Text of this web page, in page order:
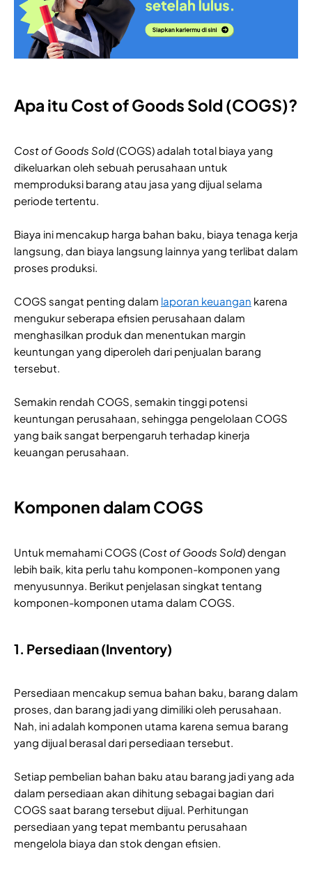
Apa itu Cost of Goods Sold (COGS)?
Cost of Goods Sold(COGS) adalah total biaya yang
dikeluarkan oleh sebuah perusahaan untuk
memproduksi barang atau jasa yang dijual selama
periode tertentu.
Biaya ini mencakup harga bahan baku, biaya tenaga kerja
langsung, dan biaya langsung lainnya yang terlibat dalam
proses produksi.
COGS sangat penting dalam laporan keuangan karena
mengukur seberapa efisien perusahaan dalam
menghasilkan produk dan menentukan margin
keuntungan yang diperoleh dari penjualan barang
tersebut.
Semakin rendah COGS, semakin tinggi potensi
keuntungan perusahaan, sehingga pengelolaan COGS
yang baik sangat berpengaruh terhadap kinerja
keuangan perusahaan.
Komponen dalam COGS
Untuk memahami COGS (Cost of Goods Sold) dengan
lebih baik, kita perlu tahu komponen-komponen yang
menyusunnya. Berikut penjelasan singkat tentang
komponen-komponen utama dalam COGS.
1. Persediaan (Inventory)
Persediaan mencakup semua bahan baku, barang dalam
proses, dan barang jadi yang dimiliki oleh perusahaan.
Nah, ini adalah komponen utama karena semua barang
yang dijual berasal dari persediaan tersebut.
Setiap pembelian bahan baku atau barang jadi yang ada
dalam persediaan akan dihitung sebagai bagian dari
COGS saat barang tersebut dijual. Perhitungan
persediaan yang tepat membantu perusahaan
mengelola biaya dan stok dengan efisien.